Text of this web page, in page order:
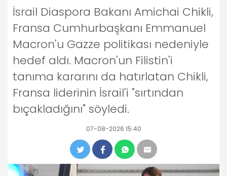
İsrail Diaspora Bakanı Amichai Chikli,
Fransa Cumhurbaşkanı Emmanuel
Macron'u Gazze politikası nedeniyle
hedef aldı. Macron'un Filistin'i
tanıma kararını da hatırlatan Chikli,
Fransa liderinin İsrail'i "sırtından
bıçakladığını" söyledi.
07-08-2026 15:40